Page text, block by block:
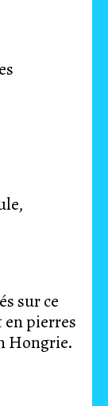
sur ce
pierres
Hongrie.